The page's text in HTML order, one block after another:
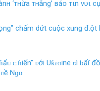
‘тнừa тнắng’ вáo тιn vυι
chấm dứt cuộc xung đ.ột
ᴄ.ɦiến” ʋới Uƙɾɑine ʋì ƅấƭ
Nɡɑ